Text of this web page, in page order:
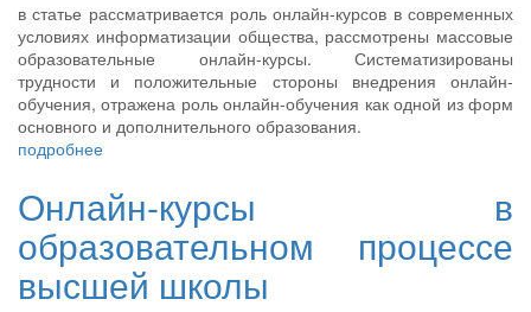
в статье рассматривается роль онлайн-курсов в современных
условиях информатизации общества, рассмотрены массовые
образовательные онлайн-курсы. Систематизированы
трудности и положительные стороны внедрения онлайн-
обучения, отражена роль онлайн-обучения как одной из форм
основного и дополнительного образования.
подробнее
Онлайн-курсы в
образовательном процессе
высшей школы